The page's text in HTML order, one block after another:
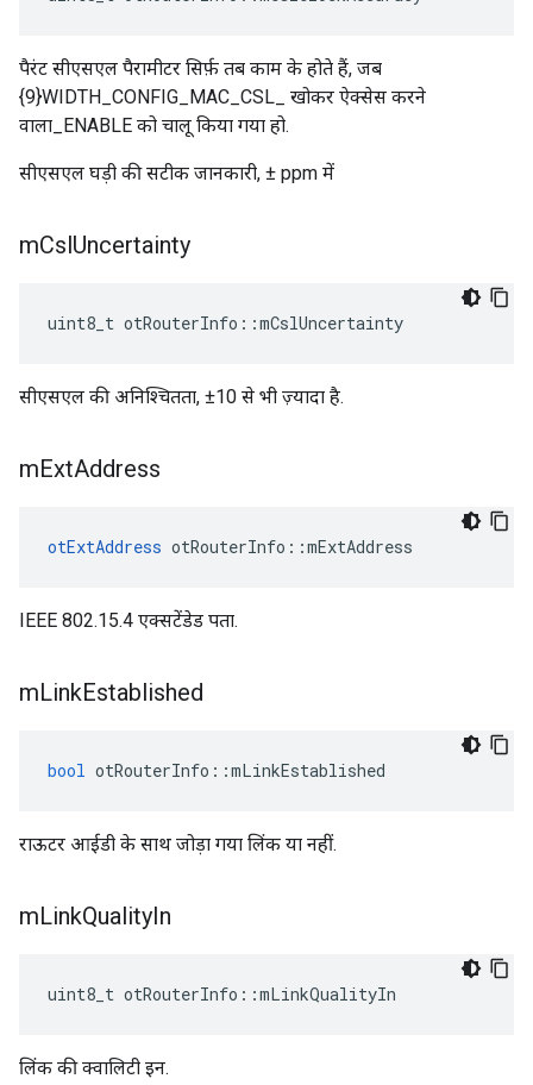
पैरंट सीएसएल पैरामीटर सिर्फ़ तब काम के होते हैं, जब
{9}WIDTH_CONFIG_MAC_CSL_ खोकर ऐक्सेस करने
वाला_ENABLE को चालू किया गया हो.
सीएसएल घड़ी की सटीक जानकारी, ± ppm में
mCslUncertainty
uint8_t otRouterInfo ::mCslUncertainty
सीएसएल की अनिश्चितता, ±10 से भी ज़्यादा है.
mExtAddress
otExtAddress otRouterInfo ::mExtAddress
IEEE 802.15.4 एक्सटेंडेड पता.
mLinkEstablished
bool otRouterInfo ::mLinkEstablished
राऊटर आईडी के साथ जोड़ा गया लिंक या नहीं.
mLinkQualityIn
uint8_t otRouterInfo ::mLinkQualityIn
लिंक की क्वालिटी इन.